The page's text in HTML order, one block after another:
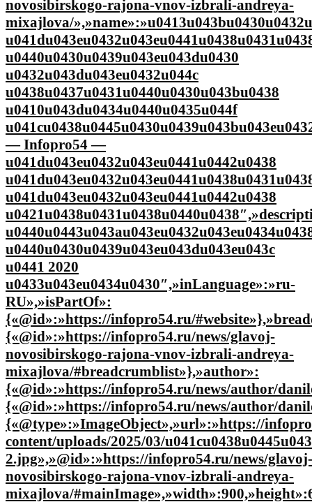
novosibirskogo-rajona-vnov-izbrali-andreya-
mixajlova/
u0440u0430u0439u043eu043du0430
u0432u043du043eu0432u044c
u0438u0437u0431u0440u0430u043bu0438
u0410u043du0434u0440u0435u044f
— Infopro54 —
u041du043eu0432u043eu0441u0442u0438
u041du043eu0432u043eu0441u0442u0438
u0440u0430u0439u043eu043du043eu043c
u0441 2020
u0433u043eu0434u0430″,»inLanguage»:»ru-
RU»,»isPartOf»:
{«@id»:»https://infopro54.ru/
{«@id»:»https://infopro54.ru/news/glavoj-
novosibirskogo-rajona-vnov-izbrali-andreya-
mixajlova/#breadcrumblist»},»author»:
{«@id»:»https://infopro54.ru/news/author/
{«@id»:»https://infopro54.ru/news/author/
{«@type»:»ImageObject»,»url»:»https://
content/uploads/2025/03/
2.jpg»,»@id»:»https://infopro54.ru/news/glavoj-
novosibirskogo-rajona-vnov-izbrali-andreya-
mixajlova/